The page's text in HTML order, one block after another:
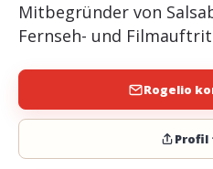
Mitbegründer von
Fernseh- und
Rogelio
Profil